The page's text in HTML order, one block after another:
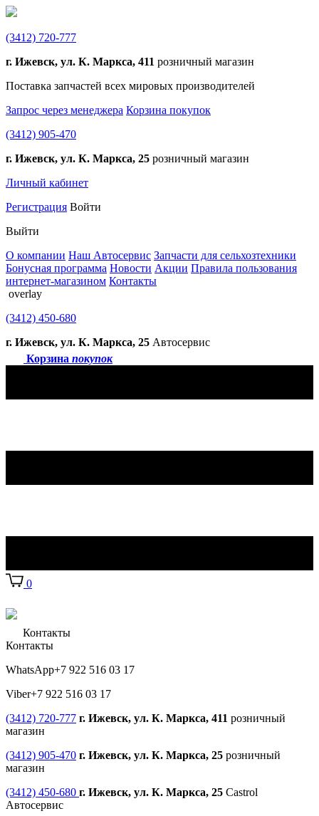
(3412) 720-777
г. Ижевск, ул. К. Маркса, 411 розничный магазин
Поставка запчастей всех мировых производителей
Запрос через менеджера Корзина покупок
(3412) 905-470
г. Ижевск, ул. К. Маркса, 25 розничный магазин
Личный кабинет
Регистрация Войти
Выйти
О компании Наш Автосервис Запчасти для сельхозтехники
Бонусная программа Новости Акции Правила пользования
интернет-магазином Контакты
overlay
(3412) 450-680
г. Ижевск, ул. К. Маркса, 25 Автосервис
Корзина покупок
0
Контакты
Контакты
WhatsApp+7 922 516 03 17
Viber+7 922 516 03 17
(3412) 720-777 г. Ижевск, ул. К. Маркса, 411 розничный
магазин
(3412) 905-470 г. Ижевск, ул. К. Маркса, 25 розничный
магазин
(3412) 450-680 г. Ижевск, ул. К. Маркса, 25 Castrol
Автосервис